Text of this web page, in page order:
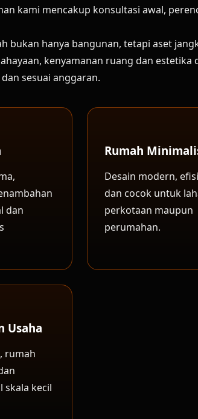
kami mencakup konsultasi awal,
hanya bangunan, tetapi aset
kenyamanan ruang dan estetika
sesuai anggaran.
dan
Rumah
Desain modern,
dan cocok untuk
perkotaan maupun
perumahan.
Usaha
rumah
skala kecil